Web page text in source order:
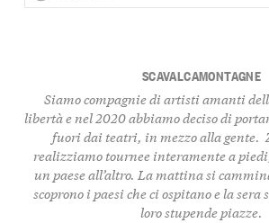
SCAVALCAMONTAGNE
Siamo compagnie di artisti amanti
libertà e nel 2020 abbiamo deciso di
fuori dai teatri, in mezzo alla gente.
realizziamo tournee interamente a
un paese all’altro. La mattina si
scoprono i paesi che ci ospitano e la sera
loro stupende piazze.